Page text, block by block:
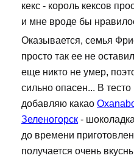
кекс - король кексов
и мне вроде бы
Оказывается, семья
просто так ее не
еще никто не умер,
сильно опасен... В тесто
добавляю какао
Зеленогорск -
до времени
получается очень